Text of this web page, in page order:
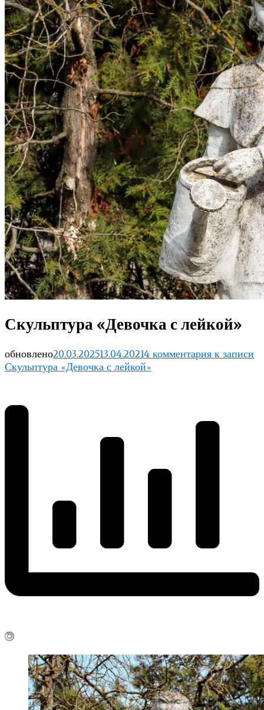
Скульптура «Девочка с лейкой»
обновлено20.03.202513.04.20214 комментария к записи
Скульптура «Девочка с лейкой»